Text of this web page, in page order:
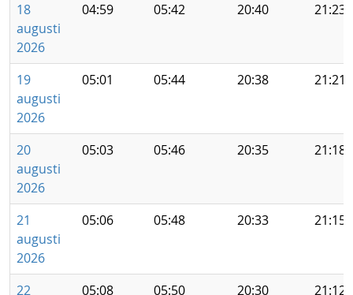
18
augusti
2026
04:59 05:42 20:40 21:23
19
augusti
2026
05:01 05:44 20:38 21:21
20
augusti
2026
05:03 05:46 20:35 21:18
21
augusti
2026
05:06 05:48 20:33 21:15
22
05:08 05:50 20:30 21:12